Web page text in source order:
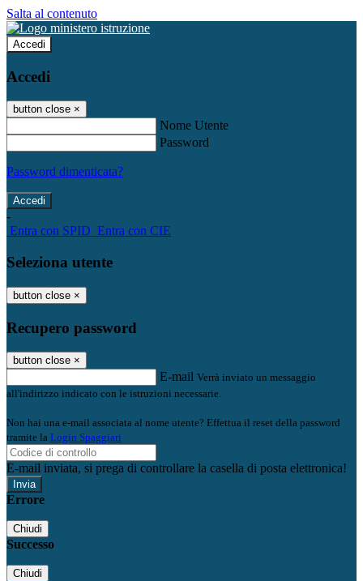
Salta al contenuto
Accedi
Accedi
button close ×
Nome Utente
Password
Password dimenticata?
-
Entra con SPID Entra con CIE
Seleziona utente
button close ×
Recupero password
button close ×
E-mail Verrà inviato un messaggio
all'indirizzo indicato con le istruzioni necessarie.
Non hai una e-mail associata al nome utente? Effettua il reset della password
tramite la Login Spaggiari
E-mail inviata, si prega di controllare la casella di posta elettronica!
Errore
Chiudi
Successo
Chiudi